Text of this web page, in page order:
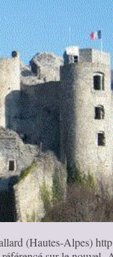
(Hautes-Alpes)